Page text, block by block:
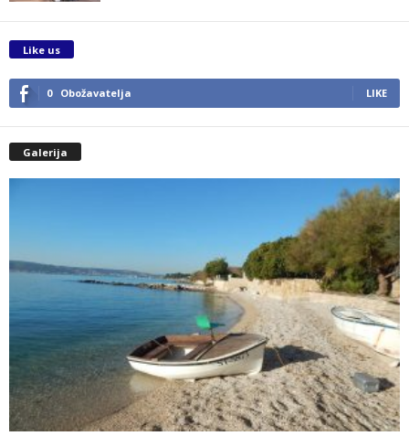
Like us
0 Obožavatelja LIKE
Galerija